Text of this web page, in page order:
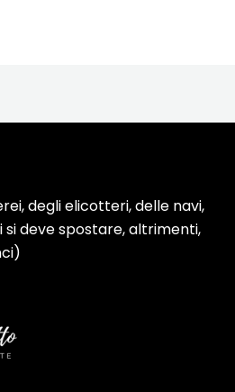
degli elicotteri, delle navi,
si deve spostare, altrimenti,